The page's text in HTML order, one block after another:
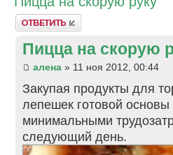
Ответить
Пицца на скорую
алена » 11 ноя 2012, 00:44
Закупая продукты для
лепешек готовой
минимальными
следующий день.